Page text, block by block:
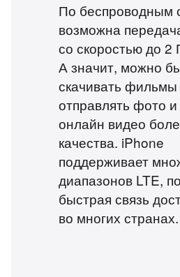
По беспроводным
возможна
со скоростью до 2
А значит, можно
скачивать
отправлять фото
онлайн видео
качества. iPhone
поддерживает
диапазонов LTE,
быстрая связь
во многих странах.